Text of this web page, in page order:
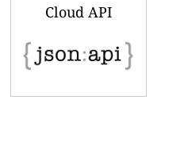
Cloud API